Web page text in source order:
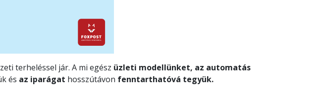
terheléssel jár. A mi egész üzleti modellünket, az automatás
és az iparágat hosszútávon fenntarthatóvá tegyük.